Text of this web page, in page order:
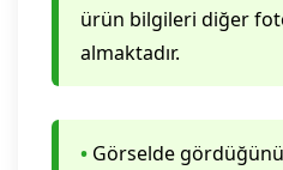
ürün bilgileri diğer
almaktadır.
• Görselde